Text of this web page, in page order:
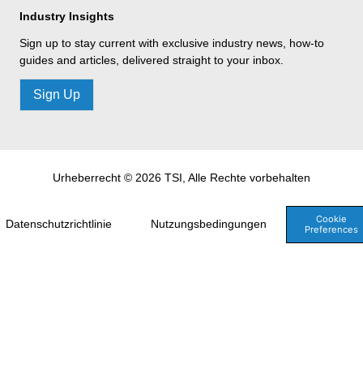
Industry Insights
Sign up to stay current with exclusive industry news, how-to
guides and articles, delivered straight to your inbox.
Sign Up
Urheberrecht © 2026 TSI, Alle Rechte vorbehalten
Datenschutzrichtlinie Nutzungsbedingungen
Cookie
Preferences